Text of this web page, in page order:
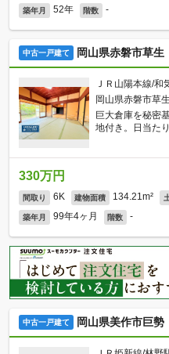
築年月 52年 階数 -
中古一戸建て 岡山県赤磐市草生
ＪＲ山陽本線/和
岡山県赤磐市草生
巨大倉庫を秘密
地付き。日当た
330万円
間取り 6K 建物面積 134.21m²
築年月 99年4ヶ月 階数 -
中古一戸建て 岡山県美作市巨勢